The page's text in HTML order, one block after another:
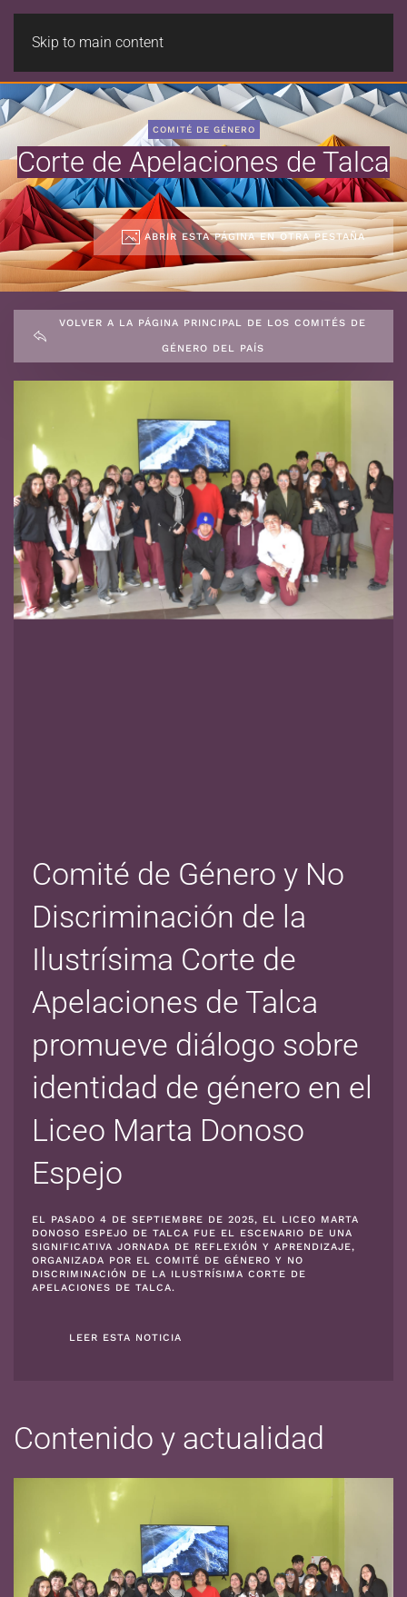
Skip to main content
COMITÉ DE GÉNERO
Corte de Apelaciones de Talca
ABRIR ESTA PÁGINA EN OTRA PESTAÑA
VOLVER A LA PÁGINA PRINCIPAL DE LOS COMITÉS DE
GÉNERO DEL PAÍS
Comité de Género y No
Discriminación de la
Ilustrísima Corte de
Apelaciones de Talca
promueve diálogo sobre
identidad de género en el
Liceo Marta Donoso
Espejo
EL PASADO 4 DE SEPTIEMBRE DE 2025, EL LICEO MARTA
DONOSO ESPEJO DE TALCA FUE EL ESCENARIO DE UNA
SIGNIFICATIVA JORNADA DE REFLEXIÓN Y APRENDIZAJE,
ORGANIZADA POR EL COMITÉ DE GÉNERO Y NO
DISCRIMINACIÓN DE LA ILUSTRÍSIMA CORTE DE
APELACIONES DE TALCA.
LEER ESTA NOTICIA
Contenido y actualidad